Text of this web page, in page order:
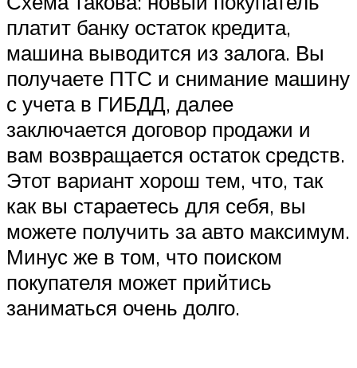
платит банку остаток кредита,
машина выводится из залога. Вы
получаете ПТС и снимание машину
с учета в ГИБДД, далее
заключается договор продажи и
вам возвращается остаток средств.
Этот вариант хорош тем, что, так
как вы стараетесь для себя, вы
можете получить за авто максимум.
Минус же в том, что поиском
покупателя может прийтись
заниматься очень долго.